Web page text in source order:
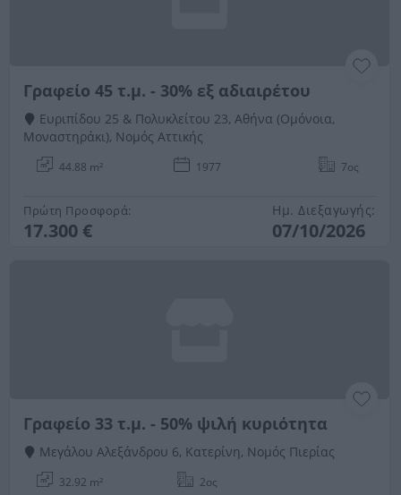
Γραφείο 45 τ.μ. - 30% εξ αδιαιρέτου
Ευριπίδου 25 & Πολυκλείτου 23, Αθήνα (Ομόνοια,
Μοναστηράκι), Νομός Αττικής
44.88 m² 1977 7ος
Πρώτη Προσφορά:
17.300 €
Ημ. Διεξαγωγής:
07/10/2026
Γραφείο 33 τ.μ. - 50% ψιλή κυριότητα
Μεγάλου Αλεξάνδρου 6, Κατερίνη, Νομός Πιερίας
32.92 m² 2ος